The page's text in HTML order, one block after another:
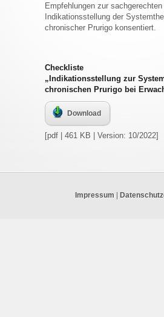
Empfehlungen zur sachgerechten
Indikationsstellung der
chronischer Prurigo konsentiert.
Checkliste
„Indikationsstellung zur
chronischen Prurigo bei
Download
[pdf | 461 KB | Version: 10/2022]
Impressum